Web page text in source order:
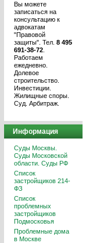
Вы можете
записаться на
консультацию к
адвокатам
"Правовой
защиты". Тел. 8 495
691-38-72
Работаем
ежедневно.
Долевое
строительство.
Инвестиции.
Жилищные споры.
Суд. Арбитраж.
Информация
Суды Москвы.
Суды Московской
области. Суды РФ
Список
застройщиков 214-
ФЗ
Список
проблемных
застройщиков
Подмосковья
Проблемные дома
в Москве